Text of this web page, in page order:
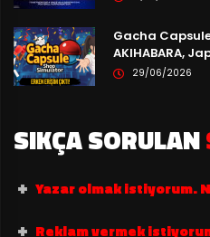
Gacha
AKIHABARA,
29/06/2026
SIKÇA SORULAN
Yazar olmak istiyorum.
Reklam vermek